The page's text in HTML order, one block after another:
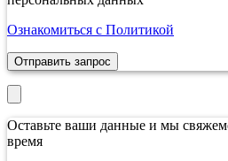
Ознакомиться с Политикой
Отправить запрос
Оставьте ваши данные и мы
время